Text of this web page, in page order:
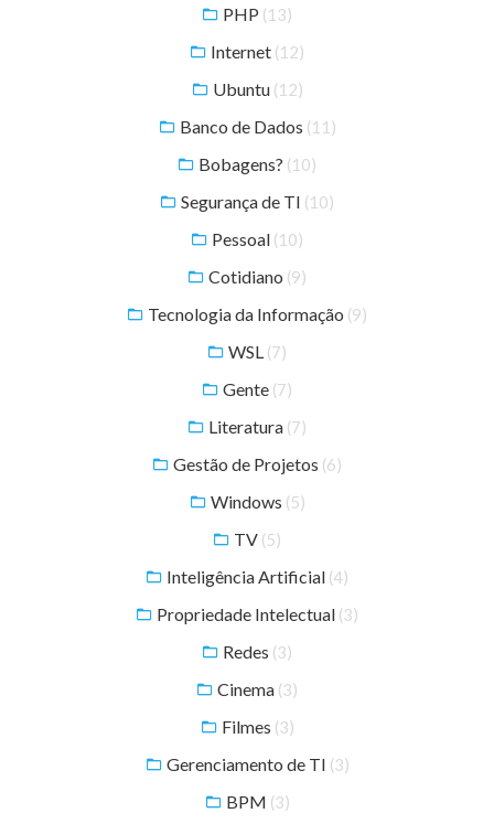
PHP (13)
Internet (12)
Ubuntu (12)
Banco de Dados (11)
Bobagens? (10)
Segurança de TI (10)
Pessoal (10)
Cotidiano (9)
Tecnologia da Informação (9)
WSL (7)
Gente (7)
Literatura (7)
Gestão de Projetos (6)
Windows (5)
TV (5)
Inteligência Artificial (4)
Propriedade Intelectual (3)
Redes (3)
Cinema (3)
Filmes (3)
Gerenciamento de TI (3)
BPM (3)